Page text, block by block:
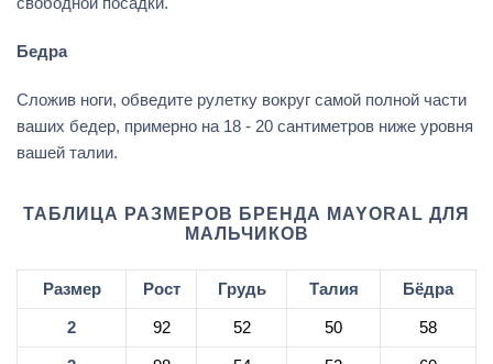
Бедра
Сложив ноги, обведите рулетку вокруг самой полной части
ваших бедер, примерно на 18 - 20 сантиметров ниже уровня
вашей талии.
ТАБЛИЦА РАЗМЕРОВ БРЕНДА MAYORAL ДЛЯ
МАЛЬЧИКОВ
Размер Рост Грудь Талия Бёдра
2 92 52 50 58